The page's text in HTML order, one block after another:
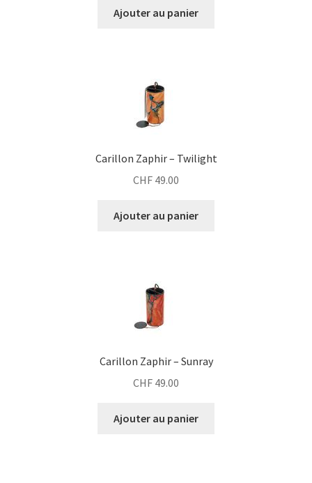
Ajouter au panier
Carillon Zaphir – Twilight
CHF 49.00
Ajouter au panier
Carillon Zaphir – Sunray
CHF 49.00
Ajouter au panier